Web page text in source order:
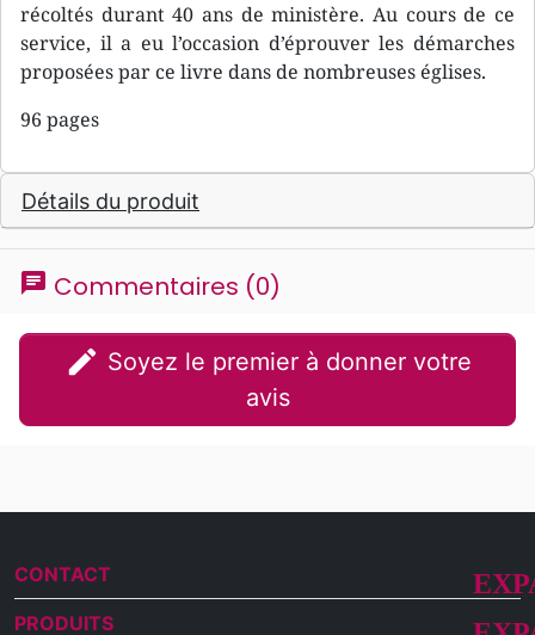
récoltés durant 40 ans de ministère. Au cours de ce
service, il a eu l’occasion d’éprouver les démarches
proposées par ce livre dans de nombreuses églises.
96 pages
Détails du produit
chat Commentaires (0)
edit
avis
CONTACT
PRODUITS